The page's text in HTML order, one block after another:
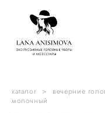
каталог > вечерние
молочный